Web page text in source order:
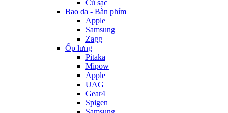
Củ sạc
Bao da - Bàn phím
Apple
Samsung
Zagg
Ốp lưng
Pitaka
Mipow
Apple
UAG
Gear4
Spigen